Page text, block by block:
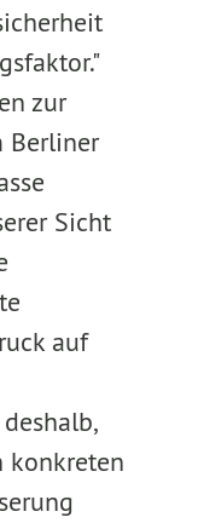
zur
Berliner
Sicht
auf
konkreten